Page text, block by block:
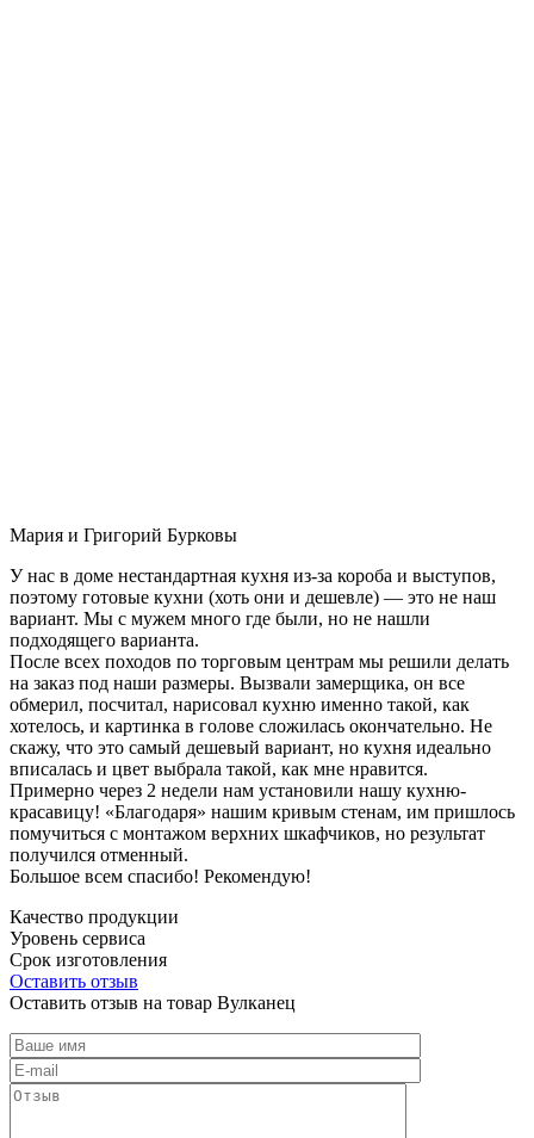
Мария и Григорий Бурковы
У нас в доме нестандартная кухня из-за короба и выступов,
поэтому готовые кухни (хоть они и дешевле) — это не наш
вариант. Мы с мужем много где были, но не нашли
подходящего варианта.
После всех походов по торговым центрам мы решили делать
на заказ под наши размеры. Вызвали замерщика, он все
обмерил, посчитал, нарисовал кухню именно такой, как
хотелось, и картинка в голове сложилась окончательно. Не
скажу, что это самый дешевый вариант, но кухня идеально
вписалась и цвет выбрала такой, как мне нравится.
Примерно через 2 недели нам установили нашу кухню-
красавицу! «Благодаря» нашим кривым стенам, им пришлось
помучиться с монтажом верхних шкафчиков, но результат
получился отменный.
Большое всем спасибо! Рекомендую!
Качество продукции
Уровень сервиса
Срок изготовления
Оставить отзыв
Оставить отзыв на товар Вулканец